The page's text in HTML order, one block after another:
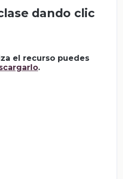
dando clic
el recurso puedes
.